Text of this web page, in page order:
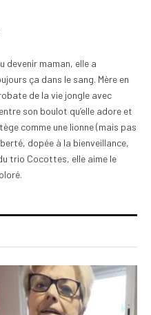
devenir maman, elle a
ça dans le sang. Mère en
de la vie jongle avec
son boulot qu’elle adore et
comme une lionne (mais pas
dopée à la bienveillance,
trio Cocottes, elle aime le